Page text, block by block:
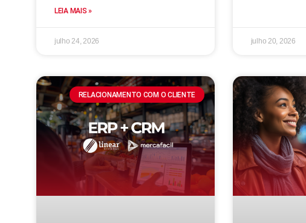
LEIA MAIS »
julho 24, 2026 julho 20, 2026
RELACIONAMENTO COM O CLIENTE